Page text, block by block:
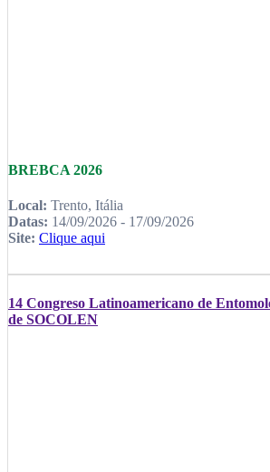
BREBCA 2026
Local: Trento, Itália
Datas: 14/09/2026 - 17/09/2026
Site: Clique aqui
14 Congreso Latinoamericano de
de SOCOLEN